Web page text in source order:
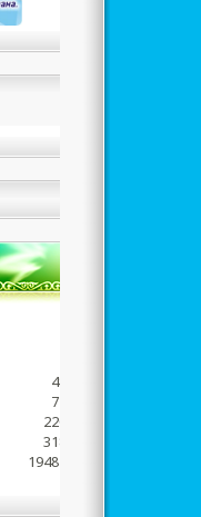
4849
7219
22025
31837
1948234